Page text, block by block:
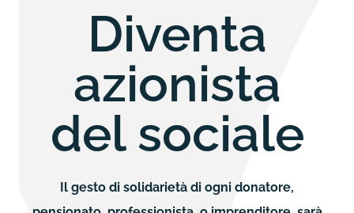
Diventa
azionista
del sociale
Il gesto di solidarietà di ogni donatore,